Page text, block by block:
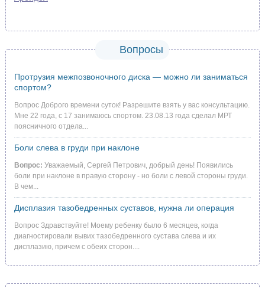
Вопросы
Протрузия межпозвоночного диска — можно ли заниматься
спортом?
Вопрос Доброго времени суток! Разрешите взять у вас консультацию.
Мне 22 года, с 17 занимаюсь спортом. 23.08.13 года сделал МРТ
поясничного отдела...
Боли слева в груди при наклоне
Вопрос: Уважаемый, Сергей Петрович, добрый день! Появились
боли при наклоне в правую сторону - но боли с левой стороны груди.
В чем...
Дисплазия тазобедренных суставов, нужна ли операция
Вопрос Здравствуйте! Моему ребенку было 6 месяцев, когда
диагностировали вывих тазобедренного сустава слева и их
дисплазию, причем с обеих сторон....